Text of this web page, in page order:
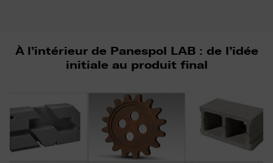
À l’intérieur de Panespol LAB : de l’idée
initiale au produit final